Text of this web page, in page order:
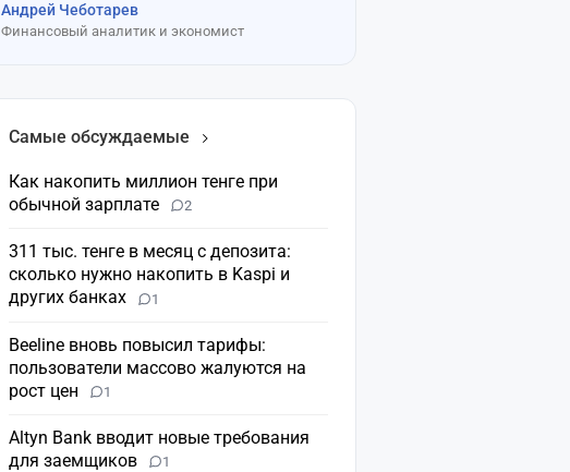
Андрей Чеботарев
Финансовый аналитик и экономист
Самые обсуждаемые
Как накопить миллион тенге при
обычной зарплате
2
311 тыс. тенге в месяц с депозита:
сколько нужно накопить в Kaspi и
других банках
1
Beeline вновь повысил тарифы:
пользователи массово жалуются на
рост цен
1
Altyn Bank вводит новые требования
для заемщиков
1